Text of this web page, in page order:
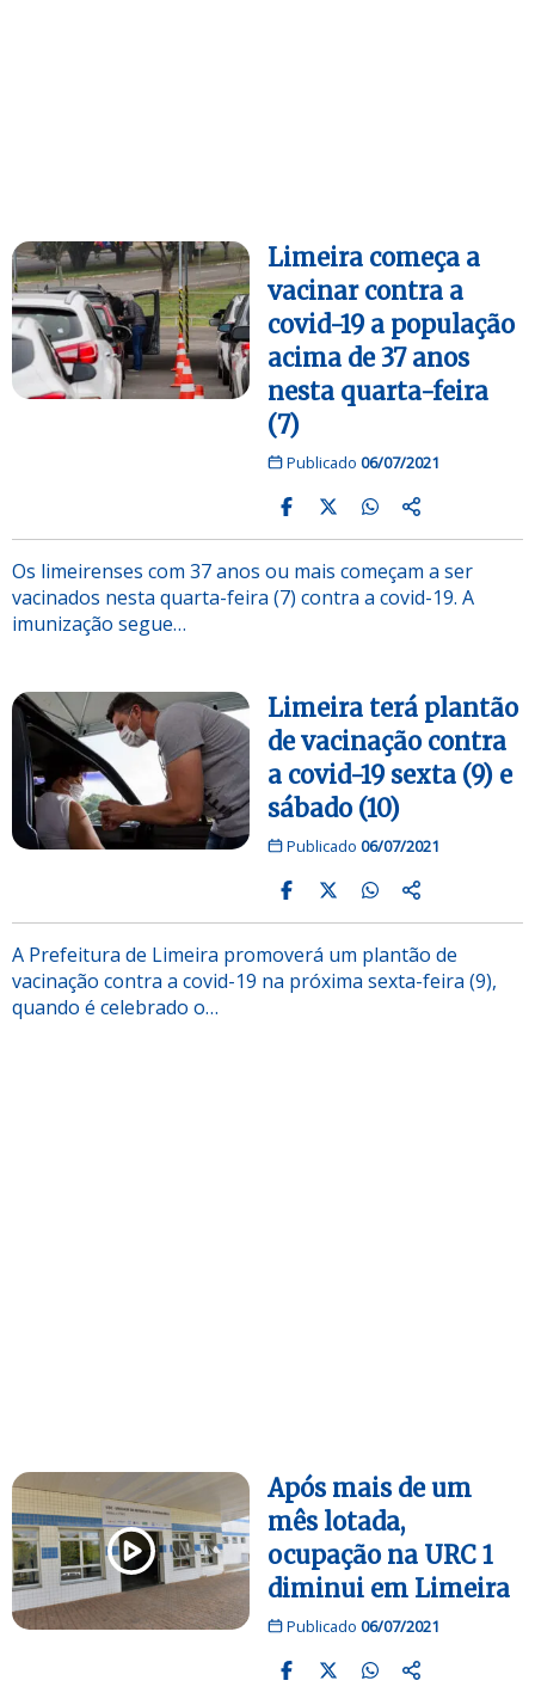
Limeira começa a
vacinar contra a
covid-19 a população
acima de 37 anos
nesta quarta-feira
(7)
Publicado 06/07/2021
Os limeirenses com 37 anos ou mais começam a ser
vacinados nesta quarta-feira (7) contra a covid-19. A
imunização segue…
Limeira terá plantão
de vacinação contra
a covid-19 sexta (9) e
sábado (10)
Publicado 06/07/2021
A Prefeitura de Limeira promoverá um plantão de
vacinação contra a covid-19 na próxima sexta-feira (9),
quando é celebrado o…
Após mais de um
mês lotada,
ocupação na URC 1
diminui em Limeira
Publicado 06/07/2021